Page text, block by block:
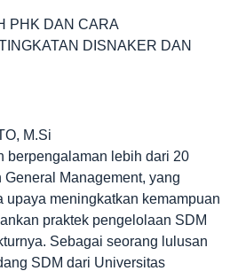
PHK DAN CARA
DISNAKER DAN
M.Si
berpengalaman lebih dari 20
Management, yang
upaya meningkatkan kemampuan
praktek pengelolaan SDM
Sebagai seorang lulusan
SDM dari Universitas